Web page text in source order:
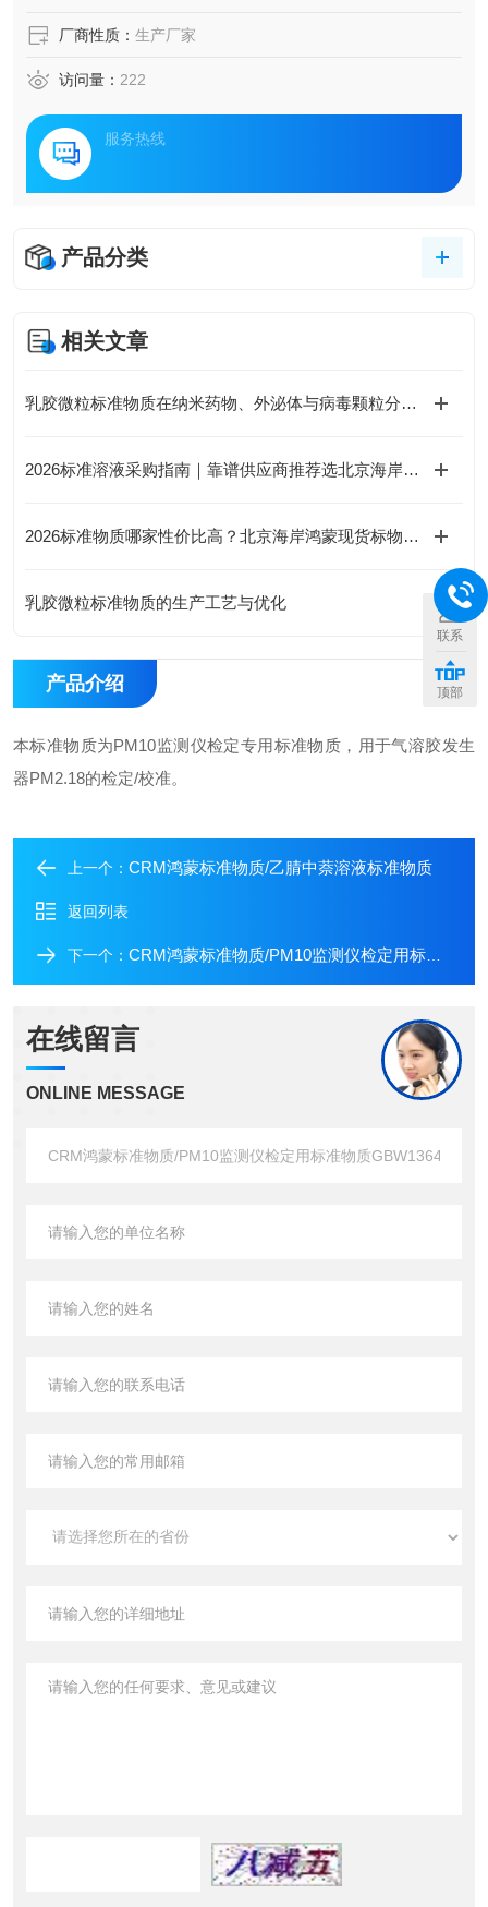
厂商性质： 生产厂家
访问量： 222
服务热线
产品分类
相关文章
乳胶微粒标准物质在纳米药物、外泌体与病毒颗粒分析中的关键作
2026标准溶液采购指南｜靠谱供应商推荐选北京海岸鸿蒙，可定制混
2026标准物质哪家性价比高？北京海岸鸿蒙现货标物价格合理有优惠
乳胶微粒标准物质的生产工艺与优化
产品介绍
本标准物质为PM10监测仪检定专用标准物质，用于气溶胶发生
器PM2.18的检定/校准。
上一个： CRM鸿蒙标准物质/乙腈中萘溶液标准物质
返回列表
下一个： CRM鸿蒙标准物质/PM10监测仪检定用标准物质BW031250-10mL
在线留言
ONLINE MESSAGE
联系
顶部